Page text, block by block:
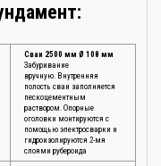
Сваи 2500 мм Ø 108 мм
Забуривание
вручную. Внутренняя
полость сваи заполняется
пескоцементным
раствором. Опорные
оголовки монтируются с
помощью электросварки и
гидроизолируются 2-мя
слоями рубероида